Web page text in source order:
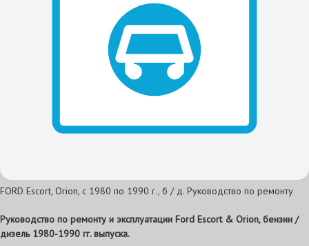
FORD Escort, Orion, с 1980 по 1990 г., б / д. Руководство по ремонту
Руководство по ремонту и эксплуатации Ford Escort & Orion, бензин /
дизель 1980-1990 гг. выпуска.